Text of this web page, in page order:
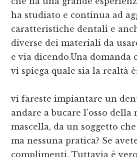
ha studiato e continua ad
caratteristiche dentali e
diverse dei materiali da
e via dicendo.Una domanda
vi spiega quale sia la realtà è:
vi fareste impiantare un
andare a bucare l’osso
mascella, da un soggetto
ma nessuna pratica? Se
complimenti. Tuttavia è